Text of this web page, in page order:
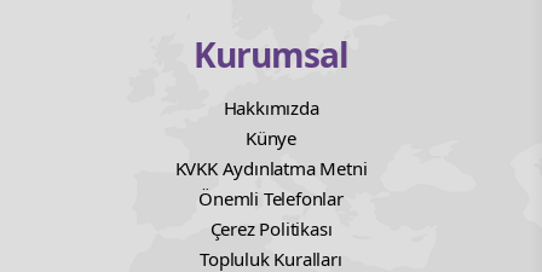
Kurumsal
Hakkımızda
Künye
KVKK Aydınlatma Metni
Önemli Telefonlar
Çerez Politikası
Topluluk Kuralları